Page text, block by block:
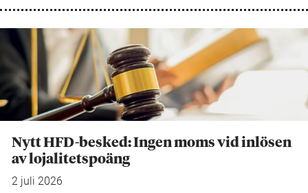
Nytt HFD-besked: Ingen moms vid inlösen
av lojalitetspoäng
2 juli 2026